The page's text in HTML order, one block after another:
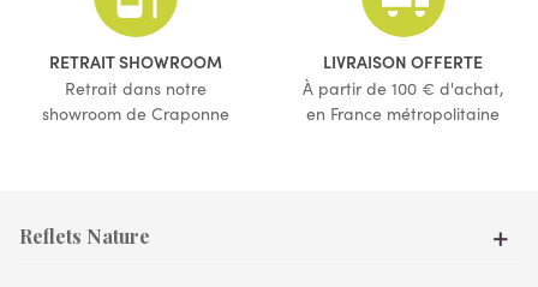
(1 avis)
RETRAIT SHOWROOM
Retrait dans notre
showroom de Craponne
LIVRAISON OFFERTE
À partir de 100 € d'achat,
en France métropolitaine
Reflets Nature